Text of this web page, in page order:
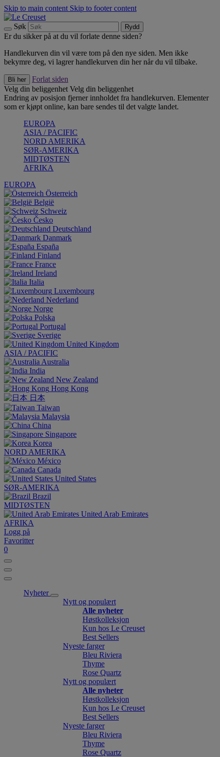
Skip to main content Skip to footer content
Søk Rydd
Er du sikker på at du vil forlate denne siden?
Handlekurven din vil være tom på den nye siden. Men ikke
bekymre deg, vi lagrer handlekurven din her når du vil tilbake.
Bli her
Forlat siden
Velg din beliggenhet Velg din beliggenhet
Endring av posisjon fjerner innholdet fra handlekurven. Elementer
som er kjøpt online, kan bare sendes til det valgte landet.
EUROPA
ASIA / PACIFIC
NORD AMERIKA
SØR-AMERIKA
MIDTØSTEN
AFRIKA
EUROPA
Österreich
België
Schweiz
Česko
Deutschland
Danmark
España
Finland
France
Ireland
Italia
Luxembourg
Nederland
Norge
Polska
Portugal
Sverige
United Kingdom
ASIA / PACIFIC
Australia
India
New Zealand
Hong Kong
日本
Taiwan
Malaysia
China
Singapore
Korea
NORD AMERIKA
México
Canada
United States
SØR-AMERIKA
Brazil
MIDTØSTEN
United Arab Emirates
AFRIKA
Logg på
Favoritter
0
Nyheter
Nytt og populært
Alle nyheter
Høstkolleksjon
Kun hos Le Creuset
Best Sellers
Nyeste farger
Bleu Riviera
Thyme
Rose Quartz
Nytt og populært
Alle nyheter
Høstkolleksjon
Kun hos Le Creuset
Best Sellers
Nyeste farger
Bleu Riviera
Thyme
Rose Quartz